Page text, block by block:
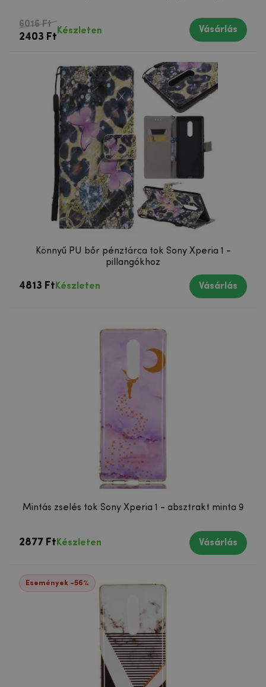
6016 Ft
2403 Ft
Készleten Vásárlás
Könnyű PU bőr pénztárca tok Sony Xperia 1 -
pillangókhoz
4813 Ft Készleten Vásárlás
Mintás zselés tok Sony Xperia 1 - absztrakt minta 9
2877 Ft Készleten Vásárlás
Események -56%